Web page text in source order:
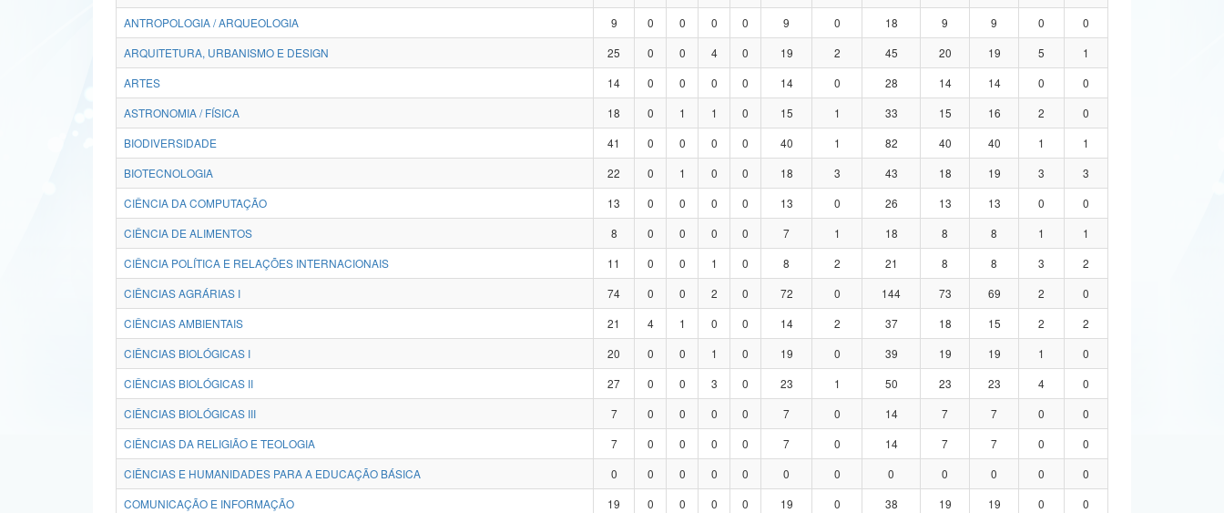
ANTROPOLOGIA / ARQUEOLOGIA
9 0 0 0 0 9 0 18 9 9 0
0
ARQUITETURA, URBANISMO E DESIGN
25 0 0 4 0 19 2 45 20 19 5
1
ARTES
14 0 0 0 0 14 0 28 14 14 0
0
ASTRONOMIA / FÍSICA
18 0 1 1 0 15 1 33 15 16 2
0
BIODIVERSIDADE
41 0 0 0 0 40 1 82 40 40 1
1
BIOTECNOLOGIA
22 0 1 0 0 18 3 43 18 19 3
3
CIÊNCIA DA COMPUTAÇÃO
13 0 0 0 0 13 0 26 13 13 0
0
CIÊNCIA DE ALIMENTOS
8 0 0 0 0 7 1 18 8 8 1
1
CIÊNCIA POLÍTICA E RELAÇÕES INTERNACIONAIS
11 0 0 1 0 8 2 21 8 8 3
2
CIÊNCIAS AGRÁRIAS I
74 0 0 2 0 72 0 144 73 69 2
0
CIÊNCIAS AMBIENTAIS
21 4 1 0 0 14 2 37 18 15 2
2
CIÊNCIAS BIOLÓGICAS I
20 0 0 1 0 19 0 39 19 19 1
0
CIÊNCIAS BIOLÓGICAS II
27 0 0 3 0 23 1 50 23 23 4
0
CIÊNCIAS BIOLÓGICAS III
7 0 0 0 0 7 0 14 7 7 0
0
CIÊNCIAS DA RELIGIÃO E TEOLOGIA
7 0 0 0 0 7 0 14 7 7 0
0
CIÊNCIAS E HUMANIDADES PARA A EDUCAÇÃO BÁSICA
0 0 0 0 0 0 0 0 0 0 0
0
COMUNICAÇÃO E INFORMAÇÃO
19 0 0 0 0 19 0 38 19 19 0
0